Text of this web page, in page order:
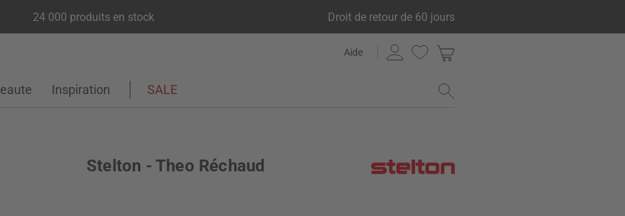
24 000 produits en stock Droit de retour de 60 jours
Aide
Inspiration SALE
Stelton - Theo Réchaud